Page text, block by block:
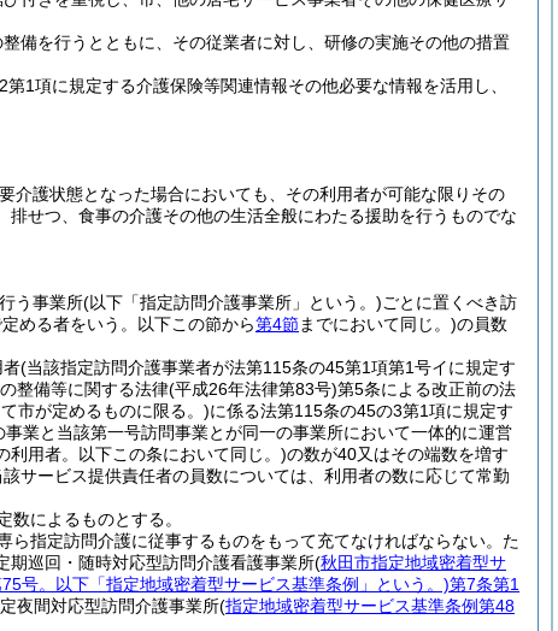
備を行うとともに、その従業者に対し、研修の実施その他の措置
1項に規定する介護保険等関連情報その他必要な情報を活用し、
介護状態となった場合においても、その利用者が可能な限りその
せつ、食事の介護その他の生活全般にわたる援助を行うものでな
う事業所(以下「指定訪問介護事業所」という。)ごとに置くべき訪
める者をいう。以下この節から第4節までにおいて同じ。)の員数
者(当該指定訪問介護事業者が法第115条の45第1項第1号イに規定す
整備等に関する法律(平成26年法律第83号)第5条による改正前の法
市が定めるものに限る。)に係る法第115条の45の3第1項に規定す
業と当該第一号訪問事業とが同一の事業所において一体的に運営
利用者。以下この条において同じ。)の数が40又はその端数を増す
サービス提供責任者の員数については、利用者の数に応じて常勤
数によるものとする。
指定訪問介護に従事するものをもって充てなければならない。 た
期巡回・随時対応型訪問介護看護事業所(秋田市指定地域密着型サ
号。以下「指定地域密着型サービス基準条例」という。)第7条第1
夜間対応型訪問介護事業所(指定地域密着型サービス基準条例第48